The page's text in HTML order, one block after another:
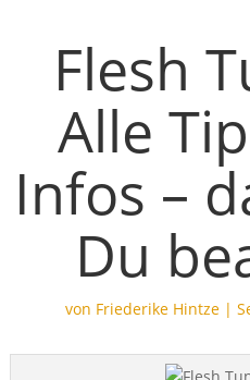
Flesh
Alle
Infos –
Du
von Friederike Hintze|